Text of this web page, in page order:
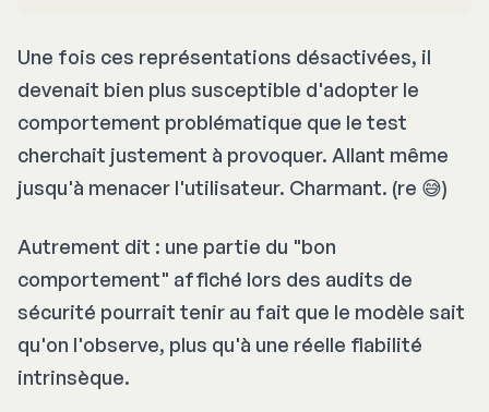
Une fois ces représentations désactivées, il
devenait bien plus susceptible d'adopter le
comportement problématique que le test
cherchait justement à provoquer. Allant même
jusqu'à menacer l'utilisateur. Charmant. (re 😅)
Autrement dit : une partie du "bon
comportement" affiché lors des audits de
sécurité pourrait tenir au fait que le modèle sait
qu'on l'observe, plus qu'à une réelle fiabilité
intrinsèque.